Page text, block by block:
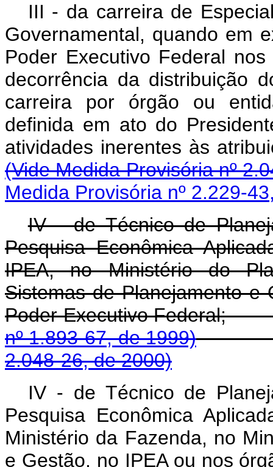
III - da carreira de
Governamental, quando em
Poder Executivo Federal
decorrência da distribuição
carreira por órgão ou
definida em ato do
atividades inerentes
(Vide Medida Provisória nº
Medida Provisória nº 2.229-
IV - de Técnico de
Pesquisa Econômica
IPEA, no Ministério do
Sistemas de Planejamento e
Poder Executivo
nº 1.893-67, de 1999)
2.048-26, de 2000)
IV - de Técnico de
Pesquisa Econômica
Ministério da Fazenda, no
e Gestão, no IPEA ou nos